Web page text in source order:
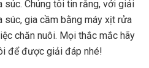
súc. Chúng tôi tin rằng, với giải
súc, gia cầm bằng máy xịt rửa
chăn nuôi. Mọi thắc mắc hãy
để được giải đáp nhé!